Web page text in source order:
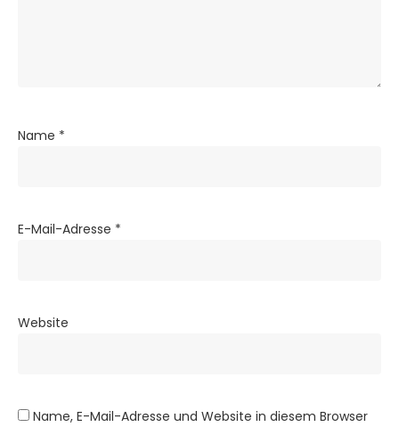
Name *
E-Mail-Adresse *
Website
Name, E-Mail-Adresse und Website in diesem Browser